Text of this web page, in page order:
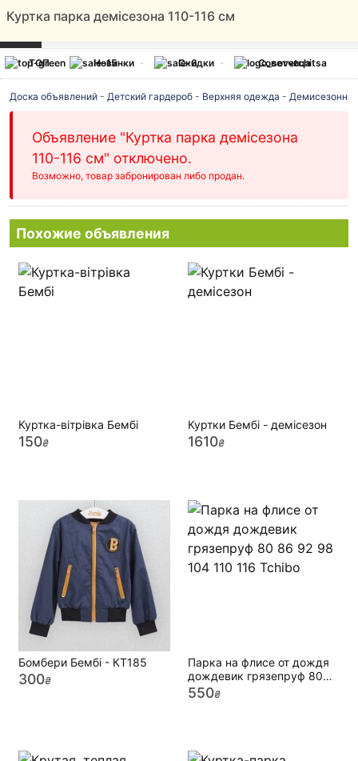
ТОП Новинки Скидки Советчица
Доска объявлений - Детский гардероб - Верхняя одежда -
Объявление "Куртка парка демісезона
110-116 см" отключено.
Возможно, товар забронирован либо продан.
Похожие объявления
Куртка-вітрівка Бембі
150₴
Куртки Бембі - демісезон
1610₴
Бомбери Бембі - КТ185
300₴
Парка на флисе от дождя
дождевик грязепруф 80
86 92 98 104 110 116
Tchibo
550₴
Куртка парка демісезона 110-116 см